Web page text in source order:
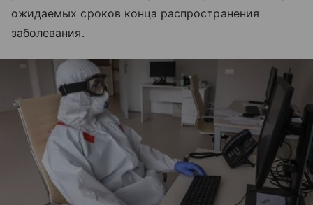
ожидаемых сроков конца распространения
заболевания.